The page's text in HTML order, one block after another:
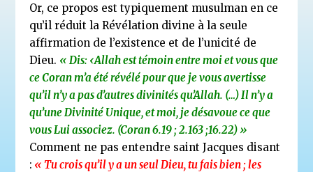
Or, ce propos est typiquement musulman en ce
qu’il réduit la Révélation divine à la seule
affirmation de l’existence et de l’unicité de
Dieu. « Dis: ‹Allah est témoin entre moi et vous que
ce Coran m’a été révélé pour que je vous avertisse
qu’il n’y a pas d’autres divinités qu’Allah. (…) Il n’y a
qu’une Divinité Unique, et moi, je désavoue ce que
vous Lui associez. (Coran 6.19 ; 2.163 ;16.22) »
Comment ne pas entendre saint Jacques disant
: « Tu crois qu’il y a un seul Dieu, tu fais bien ; les